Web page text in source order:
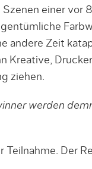
einer vor
andere Zeit
Kreative,
ziehen.
werden
Teilnahme. Der